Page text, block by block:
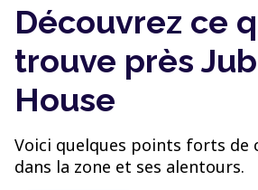
Découvrez ce
trouve près
House
Voici quelques points forts de
dans la zone et ses alentours.